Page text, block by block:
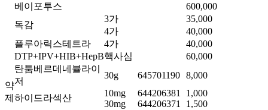
베이포투스
600,000
독감
3가
35,000
4가
40,000
플루아릭스테트라
4가
40,000
DTP+IPV+HIB+HepB핵사심 60,000
약
제
탄툼베르데네뷸라이
저
30g 645701190 8,000
하이드라섹산 10mg 644206381
1,000
30mg
644206371
1,500